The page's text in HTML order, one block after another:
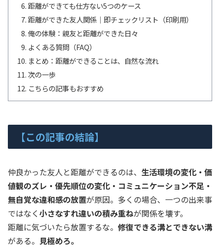
距離ができても仕方ない5つのケース
距離ができた友人関係｜即チェックリスト（印刷用）
俺の体験：親友と距離ができた日々
よくある質問（FAQ）
まとめ：距離ができることは、自然な流れ
次の一歩
こちらの記事もおすすめ
【この記事の結論】
仲良かった友人と距離ができるのは、 生活環境の変化・価
値観のズレ・優先順位の変化・コミュニケーション不足・
無自覚な違和感の放置が原因。多くの場合、一つの出来事
ではなく小さなすれ違いの積み重ねが関係を壊す。
距離に気づいたら放置するな。 修復できる溝とできない溝
がある。 見極めろ。